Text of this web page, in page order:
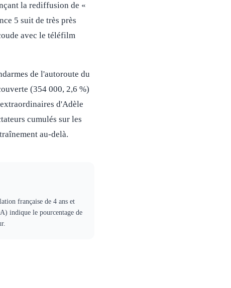
la rediffusion de «
5 suit de très près
avec le téléfilm
de l'autoroute du
(354 000, 2,6 %)
d'Adèle
cumulés sur les
au-delà.
française de 4 ans et
indique le pourcentage de